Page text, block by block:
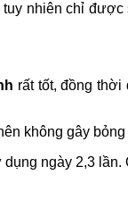
nhiên chỉ
rất tốt, đồng
không gây
ngày 2,3